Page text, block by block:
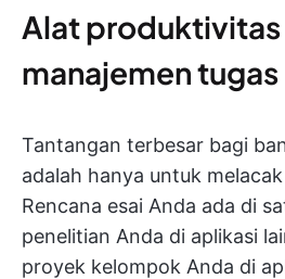
Alat produktivitas
manajemen
Tantangan terbesar bagi
adalah hanya untuk
Rencana esai Anda ada di
penelitian Anda di aplikasi
proyek kelompok Anda di